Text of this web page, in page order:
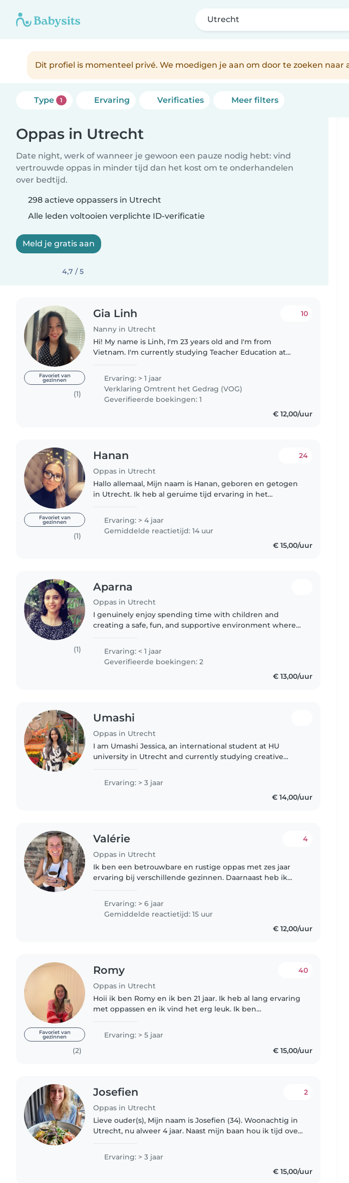
Utrecht
Dit profiel is momenteel privé. We moedigen je aan om door te zoeken
Type 1 Ervaring Verificaties Meer filters
Oppas in Utrecht
Date night, werk of wanneer je gewoon een pauze nodig hebt: vind
vertrouwde oppas in minder tijd dan het kost om te onderhandelen
over bedtijd.
298 actieve oppassers in Utrecht
Alle leden voltooien verplichte ID-verificatie
Meld je gratis aan
4,7 / 5
Favoriet van
gezinnen
(1)
Gia Linh
Nanny in Utrecht
10
Hi! My name is Linh, I'm 23 years old and I'm from
Vietnam. I'm currently studying Teacher Education at
at high school in Amsterdam...
Ervaring: > 1 jaar
Verklaring Omtrent het Gedrag (VOG)
Geverifieerde boekingen: 1
€ 12,00/uur
Favoriet van
gezinnen
(1)
Hanan
Oppas in Utrecht
24
Hallo allemaal, Mijn naam is Hanan, geboren en getogen
in Utrecht. Ik heb al geruime tijd ervaring in het
Ervaring: > 4 jaar
Gemiddelde reactietijd: 14 uur
€ 15,00/uur
(1)
Aparna
Oppas in Utrecht
I genuinely enjoy spending time with children and
creating a safe, fun, and supportive environment where
degree in Clinical Psychology..
Ervaring: < 1 jaar
Geverifieerde boekingen: 2
€ 13,00/uur
Umashi
Oppas in Utrecht
I am Umashi Jessica, an international student at HU
university in Utrecht and currently studying creative
children and creating..
Ervaring: > 3 jaar
€ 14,00/uur
Valérie
Oppas in Utrecht
4
Ik ben een betrouwbare en rustige oppas met zes jaar
ervaring bij verschillende gezinnen. Daarnaast heb ik
kinderen met autisme,..
Ervaring: > 6 jaar
Gemiddelde reactietijd: 15 uur
€ 12,00/uur
Favoriet van
gezinnen
(2)
Romy
Oppas in Utrecht
40
Hoii ik ben Romy en ik ben 21 jaar. Ik heb al lang ervaring
met oppassen en ik vind het erg leuk. Ik ben
ziekenhuis. Ik ben af en toe..
Ervaring: > 5 jaar
€ 15,00/uur
Josefien
Oppas in Utrecht
2
Lieve ouder(s), Mijn naam is Josefien (34). Woonachtig in
Utrecht, nu alweer 4 jaar. Naast mijn baan hou ik tijd over
Utrecht,..
Ervaring: > 3 jaar
€ 15,00/uur